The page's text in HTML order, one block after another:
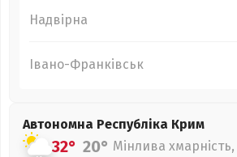
Надвірна
Івано-Франківськ
Автономна Республіка Крим
32° 20° Мінлива